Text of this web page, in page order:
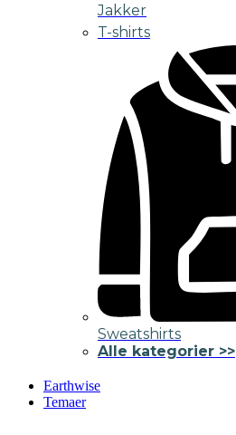
Jakker
T-shirts
Sweatshirts
Alle kategorier >>
Earthwise
Temaer